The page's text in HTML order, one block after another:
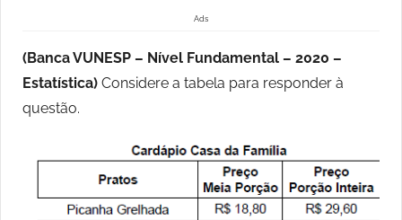
Ads
(Banca VUNESP – Nível Fundamental – 2020 –
Estatística) Considere a tabela para responder à
questão.